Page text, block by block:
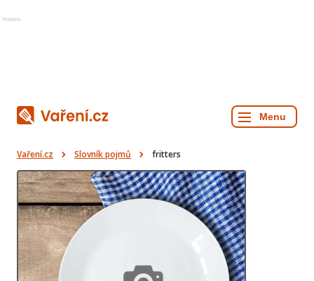
Reklama
Vaření.cz Slovník pojmů fritters